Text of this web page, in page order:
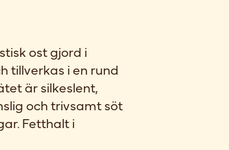
ost gjord i
tillverkas i en rund
är silkeslent,
och trivsamt söt
Fetthalt i